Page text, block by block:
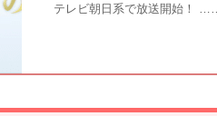
テレビ朝日系で放送開始！ ……